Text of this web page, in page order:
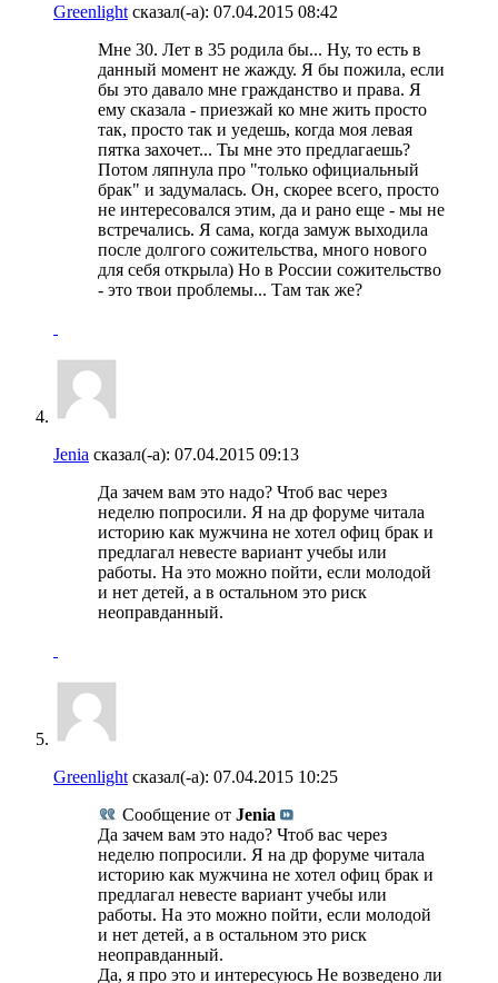
Greenlight сказал(-а): 07.04.2015 08:42
Мне 30. Лет в 35 родила бы... Ну, то есть в
данный момент не жажду. Я бы пожила, если
бы это давало мне гражданство и права. Я
ему сказала - приезжай ко мне жить просто
так, просто так и уедешь, когда моя левая
пятка захочет... Ты мне это предлагаешь?
Потом ляпнула про "только официальный
брак" и задумалась. Он, скорее всего, просто
не интересовался этим, да и рано еще - мы не
встречались. Я сама, когда замуж выходила
после долгого сожительства, много нового
для себя открыла) Но в России сожительство
- это твои проблемы... Там так же?
Jenia сказал(-а): 07.04.2015 09:13
Да зачем вам это надо? Чтоб вас через
неделю попросили. Я на др форуме читала
историю как мужчина не хотел офиц брак и
предлагал невесте вариант учебы или
работы. На это можно пойти, если молодой
и нет детей, а в остальном это риск
неоправданный.
Greenlight сказал(-а): 07.04.2015 10:25
Сообщение от Jenia
Да зачем вам это надо? Чтоб вас через
неделю попросили. Я на др форуме читала
историю как мужчина не хотел офиц брак и
предлагал невесте вариант учебы или
работы. На это можно пойти, если молодой
и нет детей, а в остальном это риск
неоправданный.
Да, я про это и интересуюсь Не возведено ли